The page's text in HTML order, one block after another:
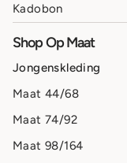
Kadobon
Shop Op Maat
Jongenskleding
Maat 44/68
Maat 74/92
Maat 98/164